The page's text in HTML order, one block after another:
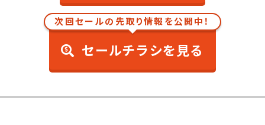
次回セールの先取り情報を公開中！
セールチラシを見る